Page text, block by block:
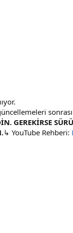
GEREKİRSE
↳ YouTube Rehberi: